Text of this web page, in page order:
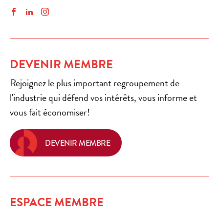
FacebookLinkedInInstagram
DEVENIR MEMBRE
Rejoignez le plus important regroupement de
l'industrie qui défend vos intérêts, vous informe et
vous fait économiser!
DEVENIR MEMBRE
ESPACE MEMBRE